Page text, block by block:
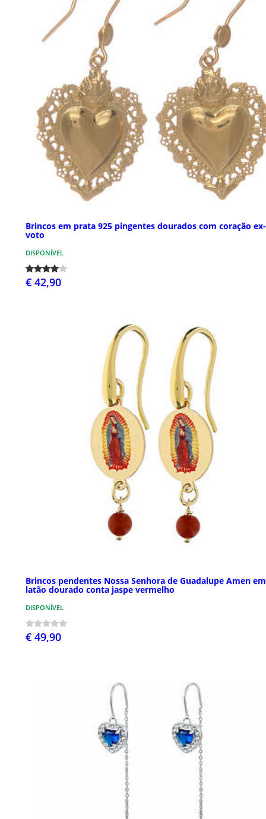
Brincos em prata 925 pingentes dourados com coração ex-
voto
DISPONÍVEL
€ 42,90
Brincos pendentes Nossa Senhora de Guadalupe Amen em
latão dourado conta jaspe vermelho
DISPONÍVEL
€ 49,90